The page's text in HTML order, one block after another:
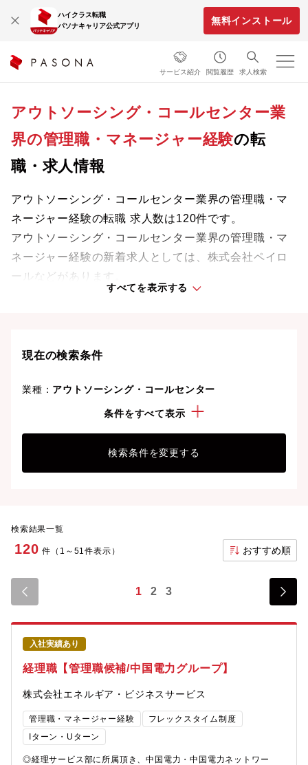
ハイクラス転職
パソナキャリア公式アプリ
無料インストール
サービス紹介 閲覧履歴 求人検索
アウトソーシング・コールセンター業
界の管理職・マネージャー経験の転
職・求人情報
アウトソーシング・コールセンター業界の管理職・マ
ネージャー経験の転職 求人数は120件です。
アウトソーシング・コールセンター業界の管理職・マ
ネージャー経験の新着求人としては、株式会社ペイロ
ールなどがあります。
業界をリードする企業や革新的なプロジェクトに携わ
すべてを表示する
現在の検索条件
業種： アウトソーシング・コールセンター
管理職・マネージャー経験
条件をすべて表示
検索条件を変更する
検索結果一覧
120 件（1～51件表示） おすすめ順
1 2 3
入社実績あり
経理職【管理職候補/中国電力グループ】
株式会社エネルギア・ビジネスサービス
管理職・マネージャー経験
フレックスタイム制度
Iターン・Uターン
◎経理サービス部に所属頂き、中国電力・中国電力ネットワー